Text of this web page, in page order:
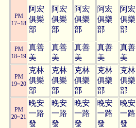
PM
17~18
阿宏
俱樂
部
阿宏
俱樂
部
阿宏
俱樂
部
阿宏
俱樂
部
阿宏
俱樂
部
PM
18~19
真善
美
真善
美
真善
美
真善
美
真善
美
PM
19~20
克林
俱樂
部
克林
俱樂
部
克林
俱樂
部
克林
俱樂
部
克林
俱樂
部
PM
20~21
晚安
一路
發
晚安
一路
發
晚安
一路
發
晚安
一路
發
晚安
一路
發